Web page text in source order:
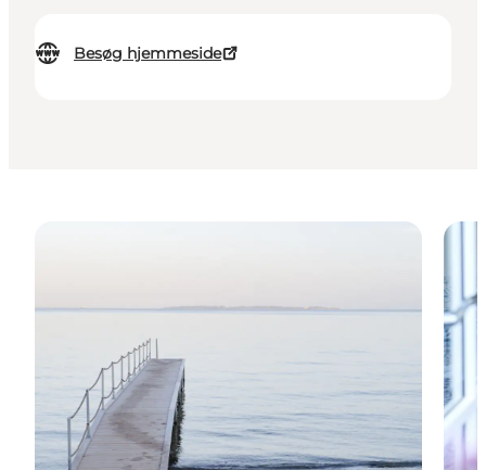
Besøg hjemmeside